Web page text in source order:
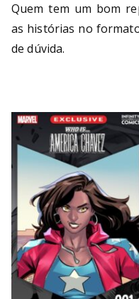
Quem tem um bom
as histórias no
de dúvida.